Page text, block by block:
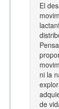
El
ni la
de